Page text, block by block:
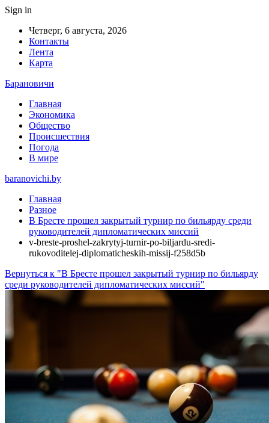
Sign in
Четверг, 6 августа, 2026
Контакты
Лента
Карта
Барановичи
Главная
Экономика
Общество
Происшествия
Погода
В мире
baranovichi.by
Главная
Разное
В Бресте прошел закрытый турнир по бильярду среди
руководителей дипломатических миссий
v-breste-proshel-zakrytyj-turnir-po-biljardu-sredi-
rukovoditelej-diplomaticheskih-missij-f258d5b
Вернуться к "В Бресте прошел закрытый турнир по бильярду
среди руководителей дипломатических миссий"